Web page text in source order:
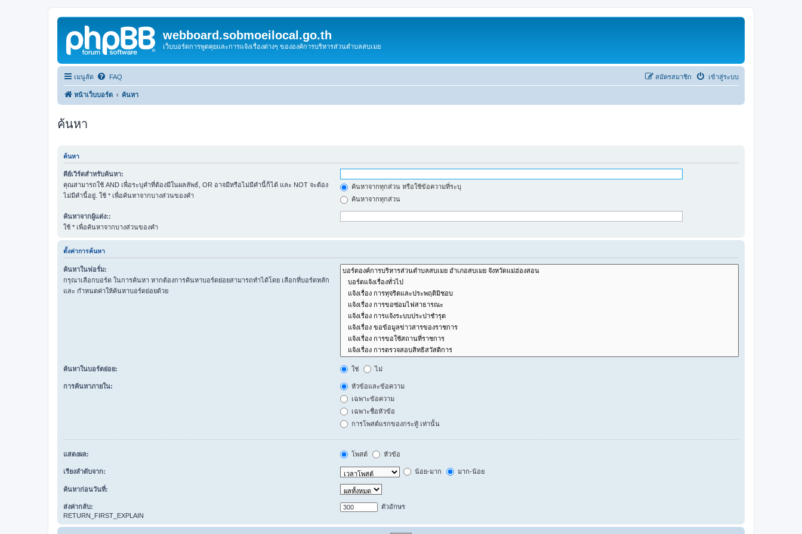
webboard.sobmoeilocal.go.th
เว็บบอร์ดการพูดคุยและการแจ้งเรื่องต่างๆ ขององค์การบริหารส่วนตำบลสบเมย
เมนูลัด FAQ เข้าสู่ระบบ
สมัครสมาชิก
หน้าเว็บบอร์ด ค้นหา
ค้นหา
ค้นหา
คีย์เวิร์ดสำหรับค้นหา:
คุณสามารถใช้ AND เพื่อระบุคำที่ต้องมีในผลลัพธ์, OR อาจมีหรือไม่มีคำนี้ก็ได้ และ NOT จะต้อง
ไม่มีคำนี้อยู่. ใช้ * เพื่อค้นหาจากบางส่วนของคำ
ค้นหาจากทุกส่วน หรือใช้ข้อความที่ระบุ
ค้นหาจากทุกส่วน
ค้นหาจากผู้แต่ง::
ใช้ * เพื่อค้นหาจากบางส่วนของคำ
ตั้งค่าการค้นหา
ค้นหาในฟอรั่ม:
กรุณาเลือกบอร์ด ในการค้นหา หากต้องการค้นหาบอร์ดย่อยสามารถทำได้โดย เลือกที่บอร์ดหลัก
และ กำหนดค่าให้ค้นหาบอร์ดย่อยด้วย
ค้นหาในบอร์ดย่อย: ใช่ ไม่
การค้นหาภายใน:
หัวข้อและข้อความ
เฉพาะข้อความ
เฉพาะชื่อหัวข้อ
การโพสต์แรกของกระทู้ เท่านั้น
แสดงผล: โพสต์ หัวข้อ
เรียงลำดับจาก: น้อย-มาก มาก-น้อย
ค้นหาก่อนวันที่:
ส่งค่ากลับ:
RETURN_FIRST_EXPLAIN
ตัวอักษร